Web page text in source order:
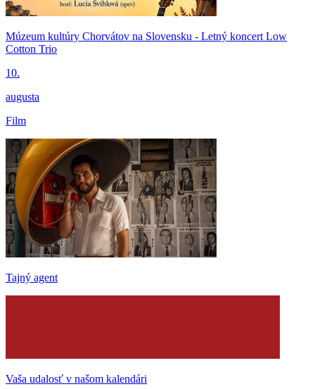
Múzeum kultúry Chorvátov na Slovensku - Letný koncert Low
Cotton Trio
10.
augusta
Film
Tajný agent
Vaša udalosť v našom kalendári